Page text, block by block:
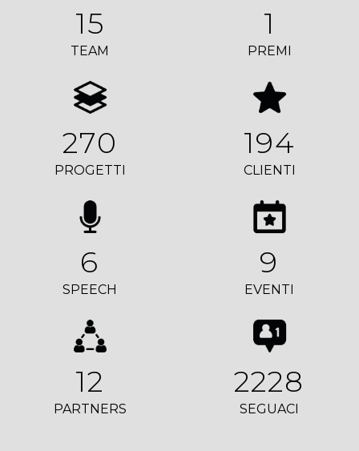
15
TEAM
1
PREMI
270
PROGETTI
194
CLIENTI
6
SPEECH
9
EVENTI
12
PARTNERS
2228
SEGUACI